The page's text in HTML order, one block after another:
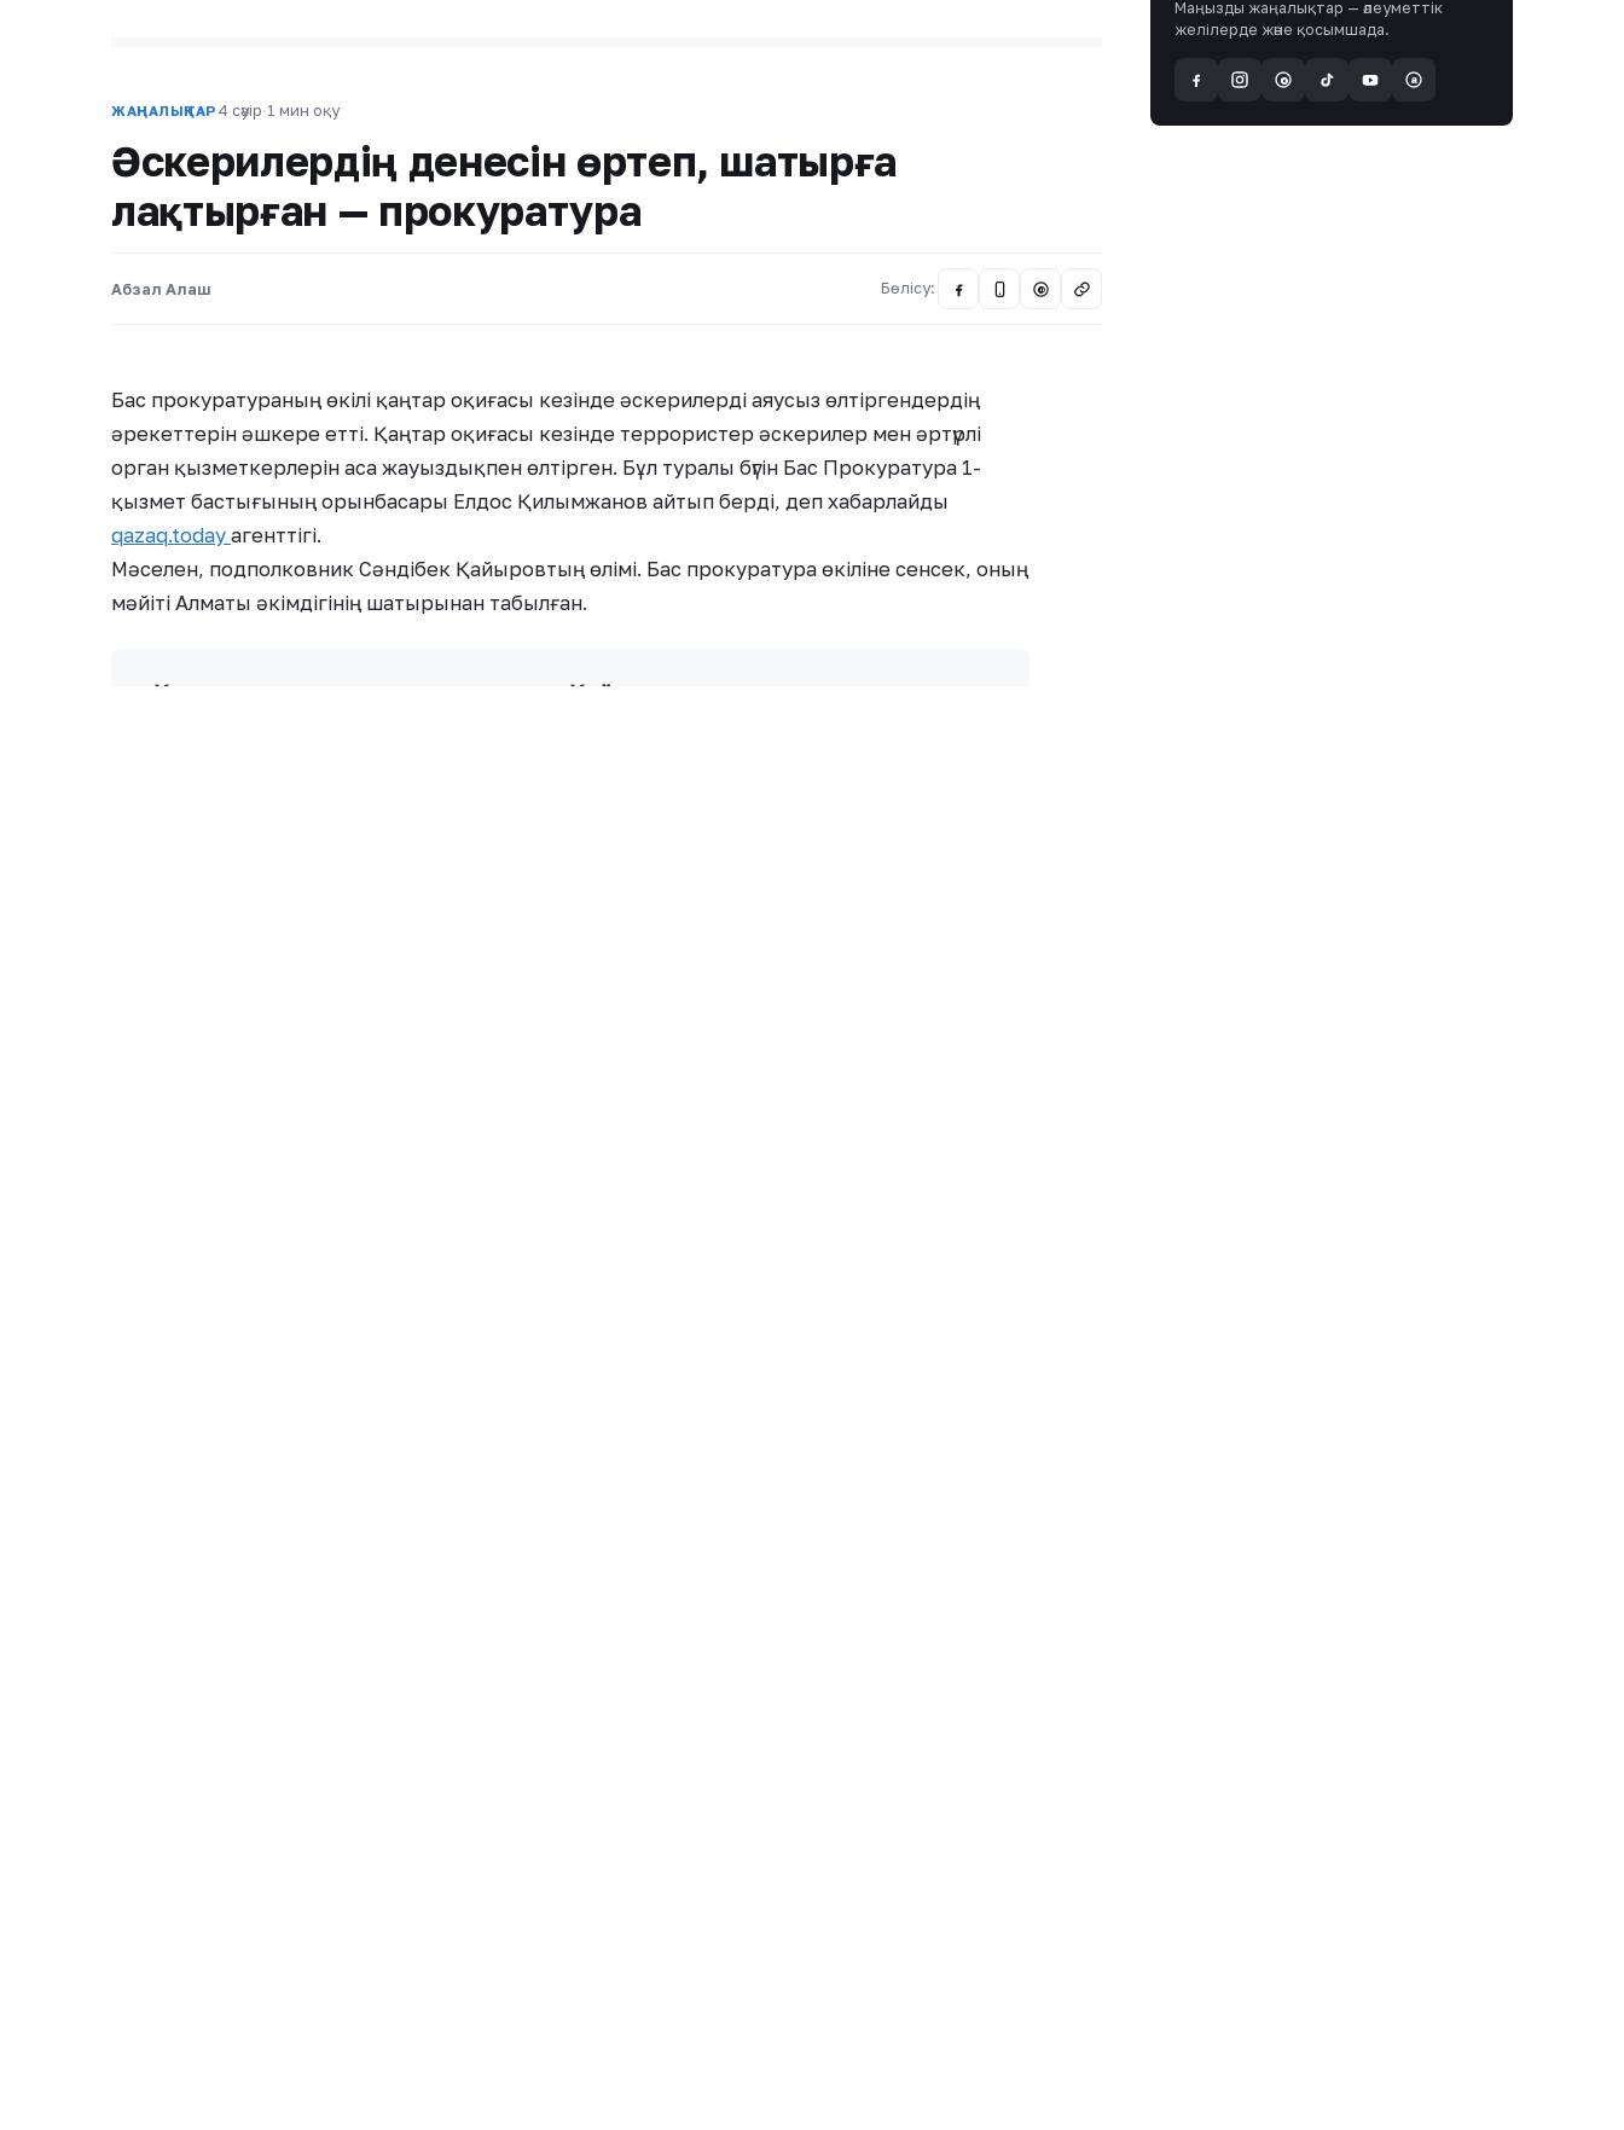
ЖАҢАЛЫҚТАР 4 сәуір·1 мин оқу
Әскерилердің денесін өртеп, шатырға
лақтырған — прокуратура
Абзал Алаш Бөлісу: @
Бас прокуратураның өкілі қаңтар оқиғасы кезінде әскерилерді аяусыз өлтіргендердің
әрекеттерін әшкере етті. Қаңтар оқиғасы кезінде террористер әскерилер мен әртүрлі
орган қызметкерлерін аса жауыздықпен өлтірген. Бұл туралы бүгін Бас Прокуратура 1-
қызмет бастығының орынбасары Елдос Қилымжанов айтып берді, деп хабарлайды
qazaq.today агенттігі.
Мәселен, подполковник Сәндібек Қайыровтың өлімі. Бас прокуратура өкіліне сенсек, оның
мәйіті Алматы әкімдігінің шатырынан табылған.
«Қолында қаруы жоқ подполковник Қайыровты аса жауыздықпен
Маңызды жаңалықтар — әлеуметтік
желілерде және қосымшада.
@ a